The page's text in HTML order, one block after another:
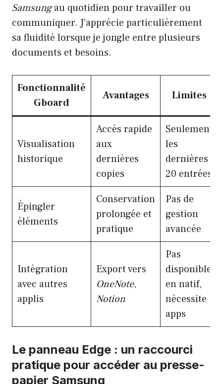
Samsungau quotidien pour travailler ou
communiquer. J’apprécie particulièrement
sa fluidité lorsque je jongle entre plusieurs
documents et besoins.
Fonctionnalité
Gboard
Avantages Limites
Visualisation
historique
Accès rapide
aux
dernières
copies
Seulement
les
dernières
20 entrées
Épingler
éléments
Conservation
prolongée et
pratique
Pas de
gestion
avancée
Intégration
avec autres
applis
Export vers
OneNote,
Notion
Pas
disponible
en natif,
nécessite
apps
Le panneau Edge : un raccourci
pratique pour accéder au presse-
papier Samsung